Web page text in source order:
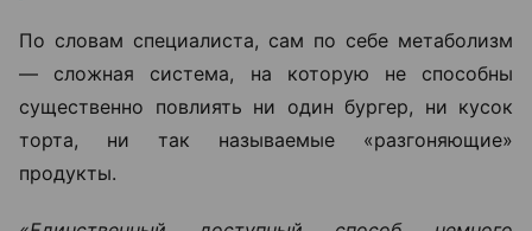
помогает ли читмил разогнать
метаболизм, то нет. Это домыслы,
которые ничем не подтверждены.
Каким-то одним приемом пищи
изменить обмен веществ